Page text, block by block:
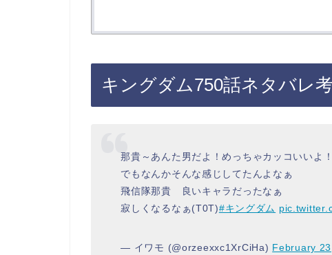
キングダム750話ネタバレ
那貴～あんた男だよ！めっちゃカッコいいよ
でもなんかそんな感じしてたんよなぁ
飛信隊那貴 良いキャラだったなぁ
寂しくなるなぁ(T0T)#キングダム
— イワモ (@orzeexxc1XrCiHa) February